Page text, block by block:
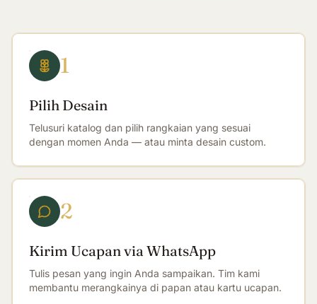
1
Pilih Desain
Telusuri katalog dan pilih rangkaian yang sesuai
dengan momen Anda — atau minta desain custom.
2
Kirim Ucapan via WhatsApp
Tulis pesan yang ingin Anda sampaikan. Tim kami
membantu merangkainya di papan atau kartu ucapan.